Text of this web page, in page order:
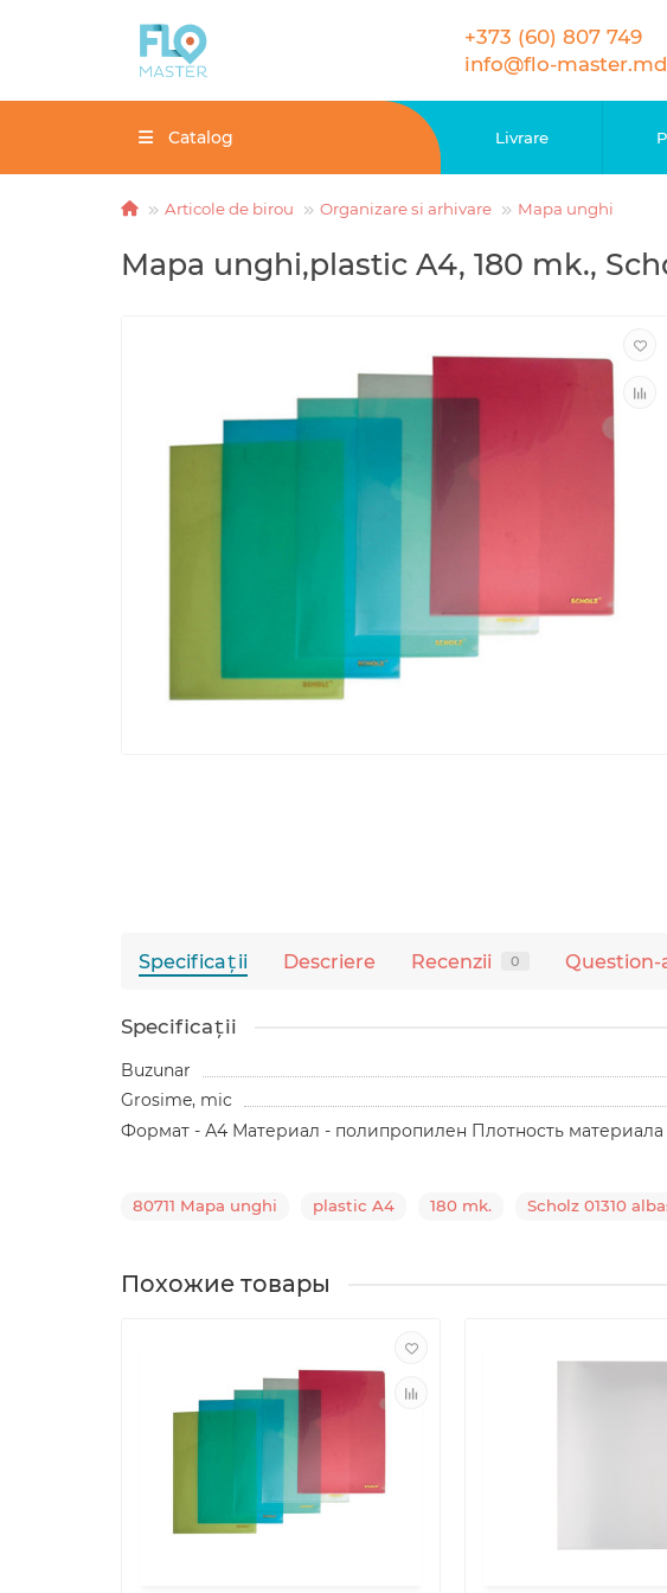
+373 (60) 807 749
info@flo-master.md
Catalog Livrare
Articole de birou Organizare si arhivare Mapa unghi
Mapa unghi,plastic A4, 180 mk.,
Specificaţii Descriere Recenzii 0 Question-
Specificaţii
Buzunar
Grosime, mic
Формат - А4 Материал - полипропилен Плотность
80711 Mapa unghi plastic A4 180 mk. Scholz 01310
Похожие товары